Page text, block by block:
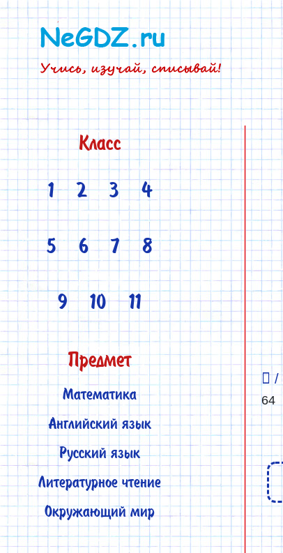
Класс
1
2 3 4
5 6 7 8
9 10 11
Предмет
Математика
Английский язык
Русский язык
Литературное чтение
Окружающий мир
/
64